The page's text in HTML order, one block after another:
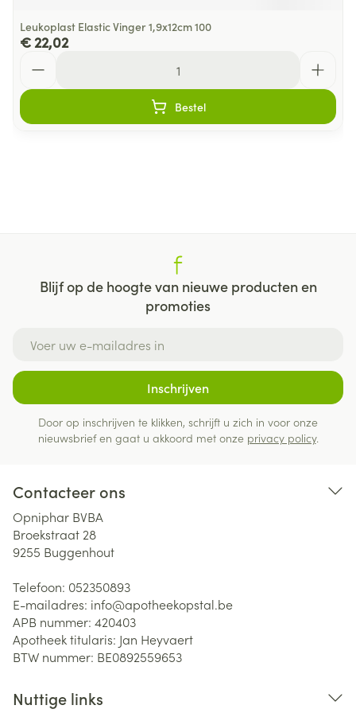
Leukoplast Elastic Vinger 1,9x12cm 100
€ 22,02
Bestel
Blijf op de hoogte van nieuwe producten en
promoties
Inschrijven
Door op inschrijven te klikken, schrijft u zich in voor onze
nieuwsbrief en gaat u akkoord met onze privacy policy.
Contacteer ons
Opniphar BVBA
Broekstraat 28
9255 Buggenhout
Telefoon: 052350893
E-mailadres: info@apotheekopstal.be
APB nummer: 420403
Apotheek titularis: Jan Heyvaert
BTW nummer: BE0892559653
Nuttige links